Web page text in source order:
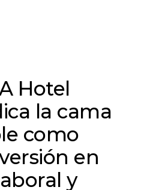
Hotel
la cama
como
en
y